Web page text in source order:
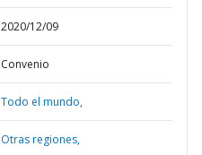
2020/12/09
Convenio
Todo el mundo,
Otras regiones,